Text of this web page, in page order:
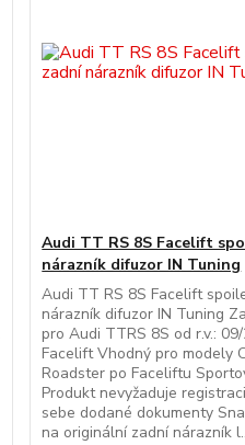
Audi TT RS 8S Facelift
nárazník difuzor IN Tuning
Audi TT RS 8S Facelift
nárazník difuzor IN Tuning
pro Audi TTRS 8S od r.v.:
Facelift Vhodný pro modely
Roadster po Faceliftu
Produkt nevyžaduje
sebe dodané dokumenty
na originální zadní nárazník